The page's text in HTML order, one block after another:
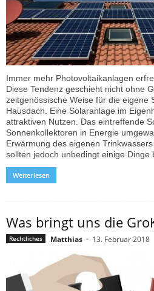
Immer mehr Photovoltaikanlagen
Diese Tendenz geschieht nicht ohne
zeitgenössische Weise für die eigene
Hausdach. Eine Solaranlage im
attraktiven Nutzen. Das eintreffende
Sonnenkollektoren in Energie
Erwärmung des eigenen
sollten jedoch unbedingt einige Dinge
Weiterlesen
Was bringt uns die
Rechtliches Matthias - 13. Februar 2018